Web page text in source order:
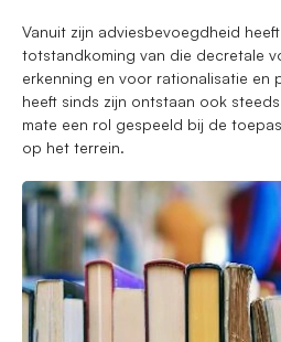
Vanuit zijn adviesbevoegdheid
totstandkoming van die decretale
erkenning en voor rationalisatie en
heeft sinds zijn ontstaan ook
mate een rol gespeeld bij de
op het terrein.